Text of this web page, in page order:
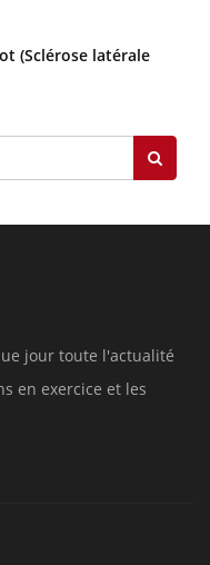
(Sclérose latérale
jour toute l'actualité
en exercice et les